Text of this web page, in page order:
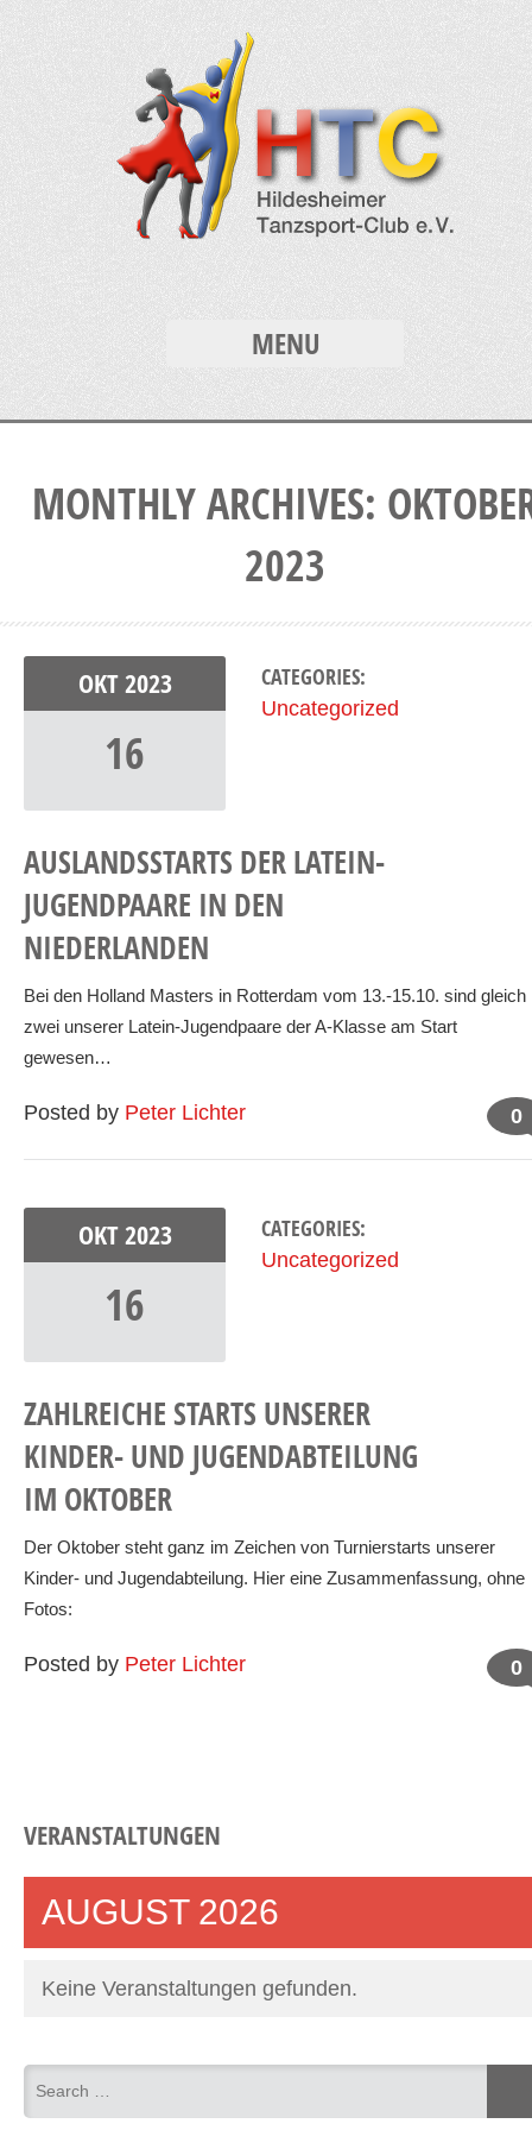
MENU
MONTHLY ARCHIVES:
2023
OKT2023
16
CATEGORIES:
Uncategorized
AUSLANDSSTARTS DER LATEIN-
JUGENDPAARE IN DEN
NIEDERLANDEN
Bei den Holland Masters in Rotterdam vom 13.-15.10. sind gleich
zwei unserer Latein-Jugendpaare der A-Klasse am Start
gewesen…
Posted by Peter Lichter 0
OKT2023
16
CATEGORIES:
Uncategorized
ZAHLREICHE STARTS UNSERER
KINDER- UND JUGENDABTEILUNG
IM OKTOBER
Der Oktober steht ganz im Zeichen von Turnierstarts unserer
Kinder- und Jugendabteilung. Hier eine Zusammenfassung, ohne
Fotos:
Posted by Peter Lichter 0
VERANSTALTUNGEN
AUGUST 2026
Keine Veranstaltungen gefunden.